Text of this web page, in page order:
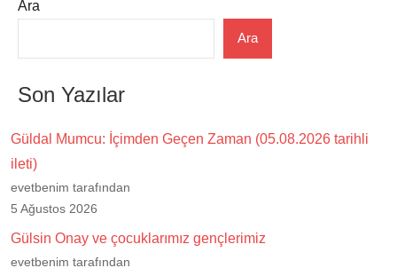
Ara
Ara
Son Yazılar
Güldal Mumcu: İçimden Geçen Zaman (05.08.2026 tarihli
ileti)
evetbenim tarafından
5 Ağustos 2026
Gülsin Onay ve çocuklarımız gençlerimiz
evetbenim tarafından